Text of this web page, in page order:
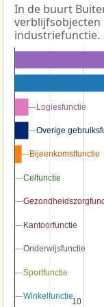
In de buurt
industriefunctie.
10
10
Logiesfunctie
Logiesfunctie
Overige
Overige
Bijeenkomstfunctie
Bijeenkomstfunctie
Celfunctie
Celfunctie
Kantoorfunctie
Kantoorfunctie
Onderwijsfunctie
Onderwijsfunctie
Sportfunctie
Sportfunctie
Winkelfunctie
Winkelfunctie